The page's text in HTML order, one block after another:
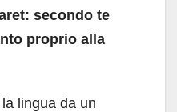
secondo te
proprio alla
lingua da un